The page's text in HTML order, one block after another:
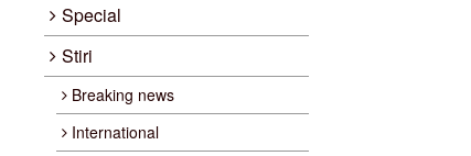
Special
Stiri
Breaking news
International